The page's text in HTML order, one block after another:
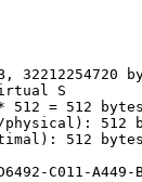
32212254720
S
= 512 bytes
512
512
C011-A449-